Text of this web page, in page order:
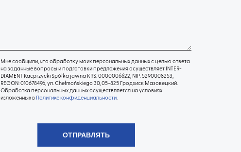
Мне сообщили, что обработку моих персональных данных с целью ответа
на заданные вопросы и подготовки предложения осуществляет INTER-
DIAMENT Kacprzycki Spółka jawna KRS: 0000006622, NIP: 5290008253,
REGON: 010678496, ул. Chełmońskiego 30, 05-825 Гродзиск Мазовецкий.
Обработка персональных данных осуществляется на условиях,
изложенных в Политике конфиденциальности.